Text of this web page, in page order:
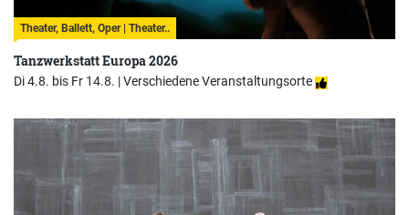
Theater, Ballett, Oper | Theater..
Tanzwerkstatt Europa 2026
Di 4.8. bis Fr 14.8. |Verschiedene Veranstaltungsorte